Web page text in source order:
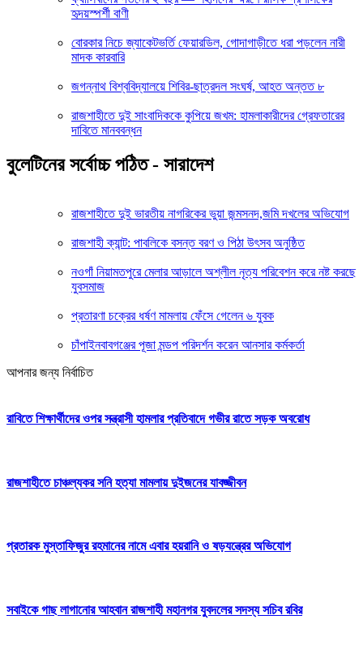
হৃদয়স্পর্শী বাণী
বোরকার নিচে জ্যাকেটভর্তি ফেয়ারডিল, গোদাগাড়ীতে ধরা পড়লেন নারী
মাদক কারবারি
জগন্নাথ বিশ্ববিদ্যালয়ে শিবির-ছাত্রদল সংঘর্ষ, আহত অন্তত ৮
রাজশাহীতে দুই সাংবাদিককে কুপিয়ে জখম: হামলাকারীদের গ্রেফতারের
দাবিতে মানববন্ধন
বুলেটিনের সর্বোচ্চ পঠিত - সারাদেশ
রাজশাহীতে দুই ভারতীয় নাগরিকের ভুয়া জন্মসনদ,জমি দখলের অভিযোগ
রাজশাহী ক্যান্ট: পাবলিকে বসন্ত বরণ ও পিঠা উৎসব অনুষ্ঠিত
নওগাঁ নিয়ামতপুরে মেলার আড়ালে অশ্লীল নৃত্য পরিবেশন করে নষ্ট করছে
যুবসমাজ
প্রতারণা চক্রের ধর্ষণ মামলায় ফেঁসে গেলেন ৬ যুবক
চাঁপাইনবাবগঞ্জের পূজা মন্ডপ পরিদর্শন করেন আনসার কর্মকর্তা
আপনার জন্য নির্বাচিত
রাবিতে শিক্ষার্থীদের ওপর সন্ত্রাসী হামলার প্রতিবাদে গভীর রাতে সড়ক অবরোধ
রাজশাহীতে চাঞ্চল্যকর সনি হত্যা মামলায় দুইজনের যাবজ্জীবন
প্রতারক মুস্তাফিজুর রহমানের নামে এবার হয়রানি ও ষড়যন্ত্রের অভিযোগ
সবাইকে গাছ লাগানোর আহবান রাজশাহী মহানগর যুবদলের সদস্য সচিব রবির